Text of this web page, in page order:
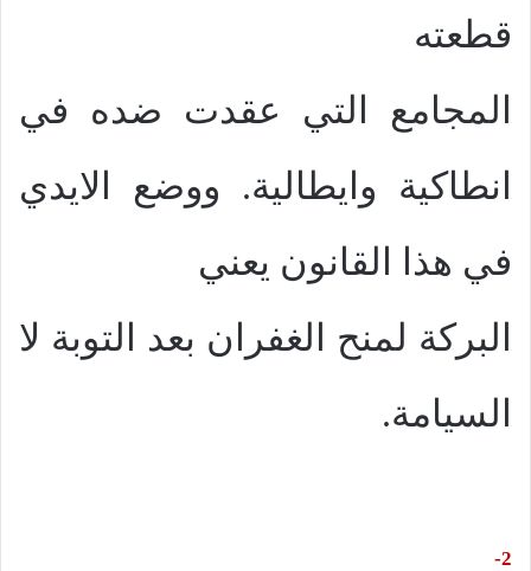
قطعته
المجامع التي عقدت ضده في
انطاكية وايطالية. ووضع الايدي
في هذا القانون يعني
البركة لمنح الغفران بعد التوبة لا
السيامة.
2-